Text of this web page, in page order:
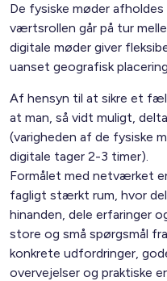
De fysiske møder
værtsrollen går på tur
digitale møder giver
uanset geografisk
Af hensyn til at sikre et
at man, så vidt muligt,
(varigheden af de fysiske
digitale tager 2-3 timer).
Formålet med netværket
fagligt stærkt rum, hvor
hinanden, dele erfaringer
store og små spørgsmål
konkrete udfordringer,
overvejelser og praktiske